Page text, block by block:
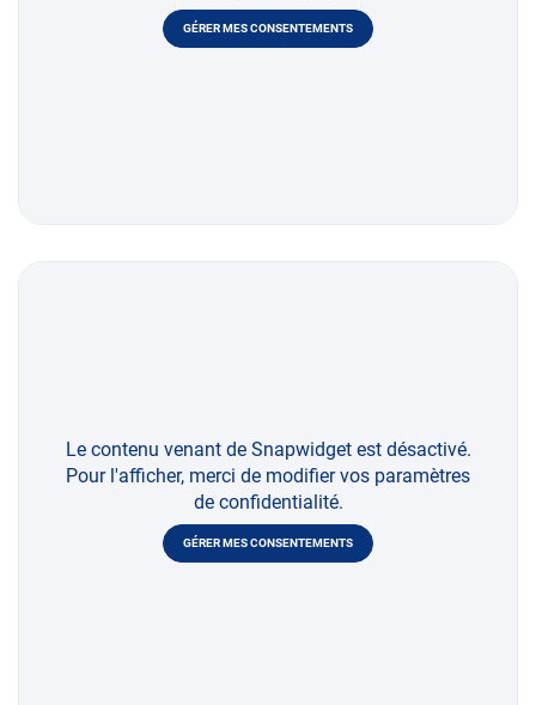
GÉRER MES CONSENTEMENTS
Le contenu venant de Snapwidget est désactivé.
Pour l'afficher, merci de modifier vos paramètres
de confidentialité.
GÉRER MES CONSENTEMENTS